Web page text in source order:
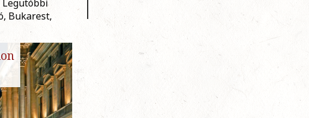
Legutóbbi
Bukarest,